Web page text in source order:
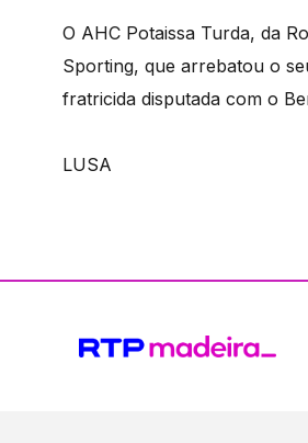
O AHC Potaissa Turda, da
Sporting, que arrebatou o
fratricida disputada com o
LUSA